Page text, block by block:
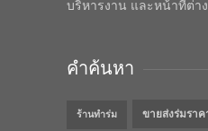
บริหารงาน และหน้าที่ต่า
คำค้นหา
ร้านทำร่ม ขายส่งร่มราค